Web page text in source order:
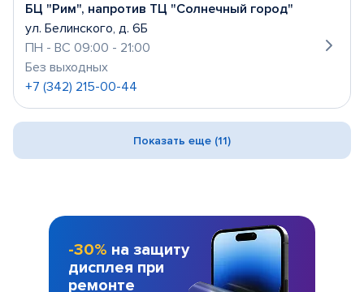
БЦ "Рим", напротив ТЦ "Солнечный город"
ул. Белинского, д. 6Б
ПН - ВС 09:00 - 21:00
Без выходных
+7 (342) 215-00-44
Показать еще (11)
-30% на защиту
дисплея при
ремонте